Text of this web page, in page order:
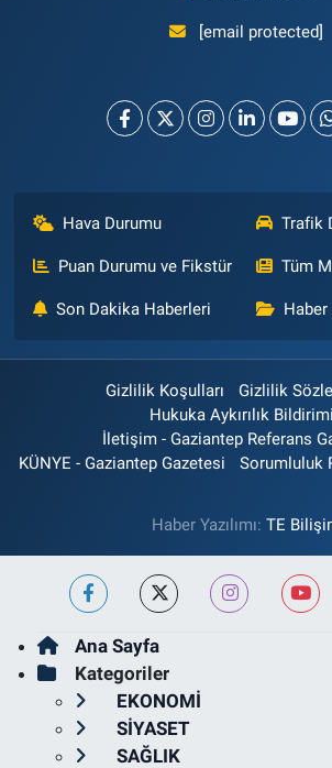
[email protected]
Hava Durumu Trafik
Puan Durumu ve Fikstür Tüm
Son Dakika Haberleri
Gizlilik Koşulları
Gizlilik
Hukuka Aykırılık Bildirimi
İletişim - Gaziantep Referans
KÜNYE - Gaziantep Gazetesi
Sorumluluk
Haber Yazılımı: TE
Ana Sayfa
Kategoriler
EKONOMİ
SİYASET
SAĞLIK